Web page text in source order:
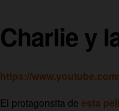
Charlie y
https://
El protagonsita de esta